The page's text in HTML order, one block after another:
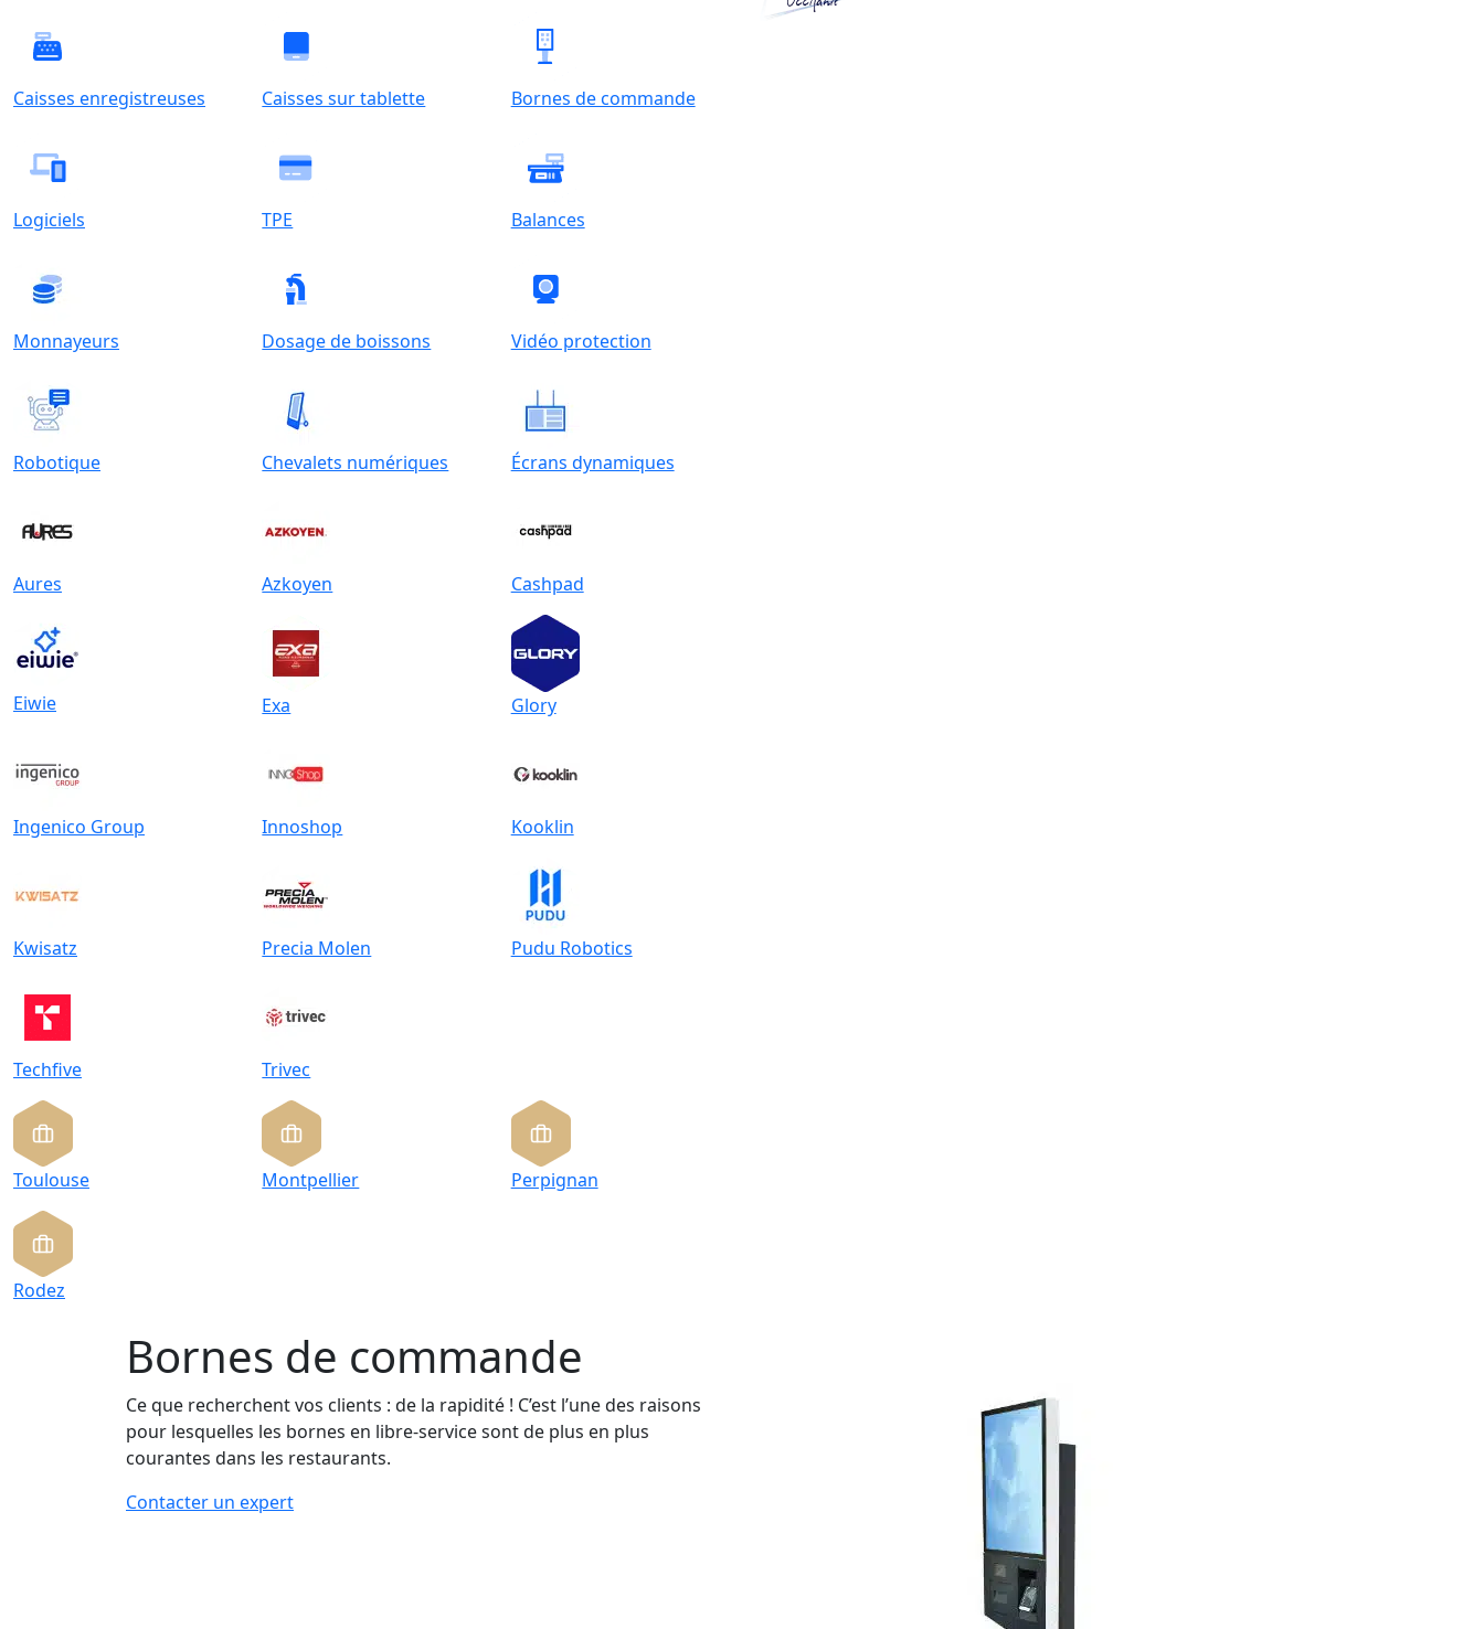
Caisses enregistreuses Caisses sur tablette Bornes de commande
Logiciels TPE Balances
Monnayeurs Dosage de boissons Vidéo protection
Robotique Chevalets numériques Écrans dynamiques
Aures Azkoyen Cashpad
Eiwie Exa Glory
Ingenico Group Innoshop Kooklin
Kwisatz Precia Molen Pudu Robotics
Techfive Trivec
Toulouse Montpellier Perpignan
Rodez
Bornes de commande
Ce que recherchent vos clients : de la rapidité ! C’est l’une des raisons
pour lesquelles les bornes en libre-service sont de plus en plus
courantes dans les restaurants.
Contacter un expert